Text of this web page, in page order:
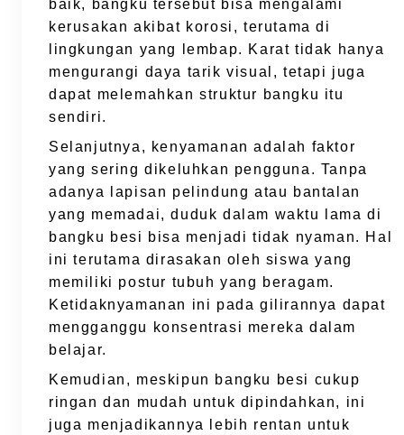
baik, bangku tersebut bisa mengalami
kerusakan akibat korosi, terutama di
lingkungan yang lembap. Karat tidak hanya
mengurangi daya tarik visual, tetapi juga
dapat melemahkan struktur bangku itu
sendiri.
Selanjutnya, kenyamanan adalah faktor
yang sering dikeluhkan pengguna. Tanpa
adanya lapisan pelindung atau bantalan
yang memadai, duduk dalam waktu lama di
bangku besi bisa menjadi tidak nyaman. Hal
ini terutama dirasakan oleh siswa yang
memiliki postur tubuh yang beragam.
Ketidaknyamanan ini pada gilirannya dapat
mengganggu konsentrasi mereka dalam
belajar.
Kemudian, meskipun bangku besi cukup
ringan dan mudah untuk dipindahkan, ini
juga menjadikannya lebih rentan untuk